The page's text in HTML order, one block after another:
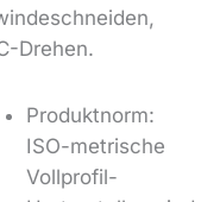
Drehen.
Produktnorm:
ISO-metrische
Vollprofil-